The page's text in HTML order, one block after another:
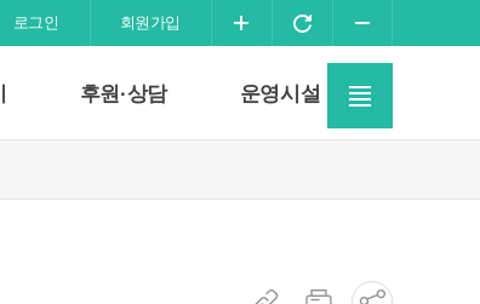
로그인 회원가입
화
면
대
화
면
기
화
화
면
소
후원·상담 운영시설
트